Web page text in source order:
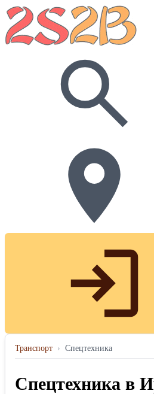
Транспорт › Спецтехника
Спецтехника в